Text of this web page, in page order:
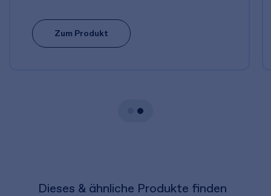
Zum Produkt
Dieses & ähnliche Produkte finden